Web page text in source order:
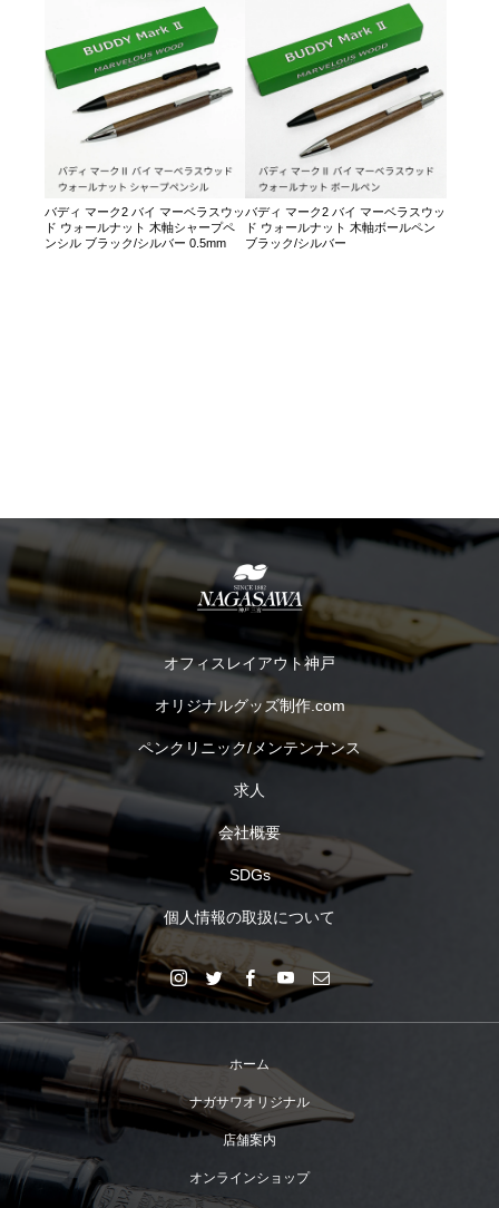
バディ マーク2 バイ マーベラスウッ
ド ウォールナット 木軸シャープペ
ンシル ブラック/シルバー 0.5mm
バディ マーク2 バイ マーベラスウッ
ド ウォールナット 木軸ボールペン
ブラック/シルバー
オフィスレイアウト神戸
オリジナルグッズ制作.com
ペンクリニック/メンテンナンス
求人
会社概要
SDGs
個人情報の取扱について
ホーム
ナガサワオリジナル
店舗案内
オンラインショップ